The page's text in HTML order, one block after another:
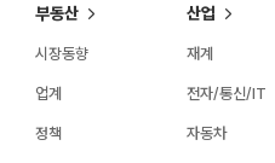
부동산
시장동향
업계
정책
산업
재계
전자/통신/IT
자동차